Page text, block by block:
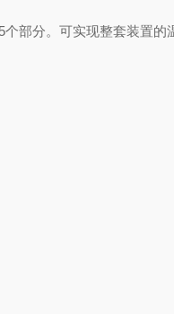
部分。可实现整套装置的